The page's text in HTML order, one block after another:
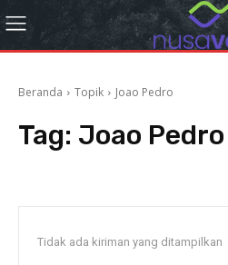
Beranda Topik Joao Pedro
Tag: Joao Pedro
Tidak ada kiriman yang ditampilkan